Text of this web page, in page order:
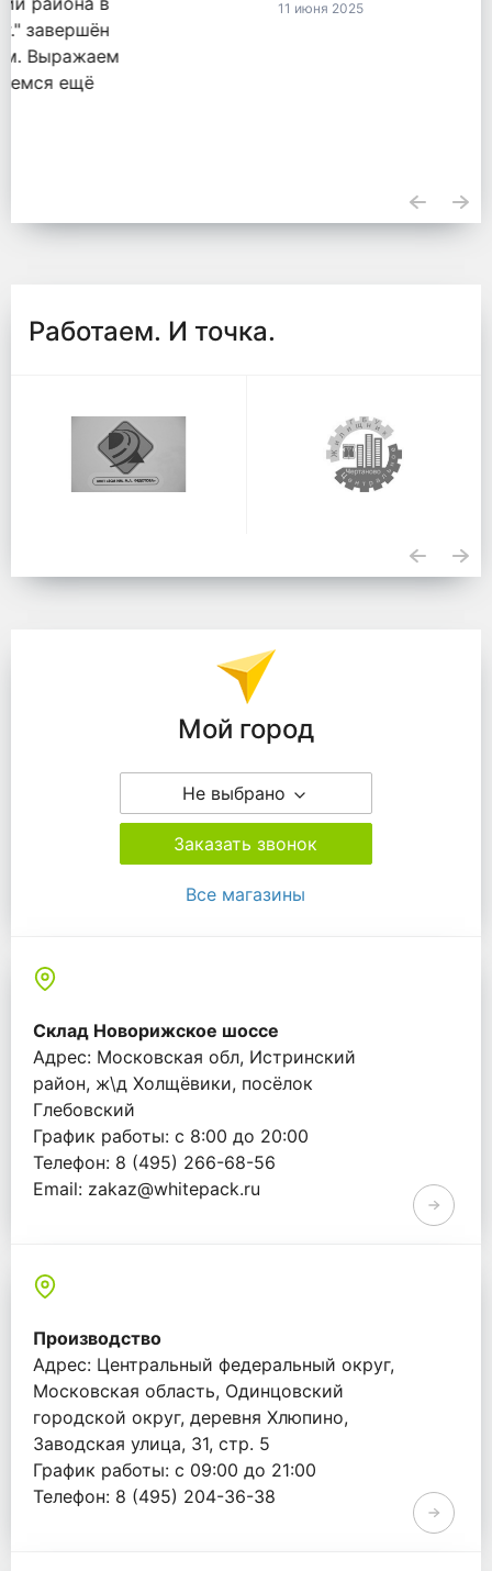
11 июня 2025
Работаем. И точка.
Мой город
Не выбрано
Заказать звонок
Все магазины
Склад Новорижское шоссе
Адрес: Московская обл, Истринский
район, ж\д Холщёвики, посёлок
Глебовский
График работы: с 8:00 до 20:00
Телефон: 8 (495) 266-68-56
Email: zakaz@whitepack.ru
Производство
Адрес: Центральный федеральный округ,
Московская область, Одинцовский
городской округ, деревня Хлюпино,
Заводская улица, 31, стр. 5
График работы: с 09:00 до 21:00
Телефон: 8 (495) 204-36-38